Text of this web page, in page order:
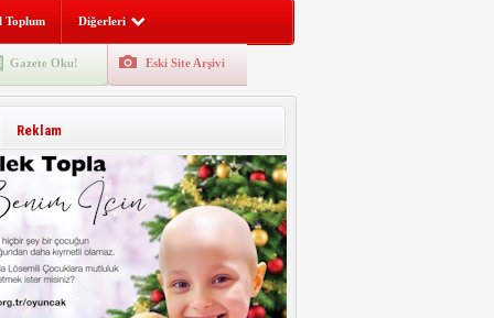
Toplum Diğerleri
Gazete Oku! Eski Site Arşivi
Reklam